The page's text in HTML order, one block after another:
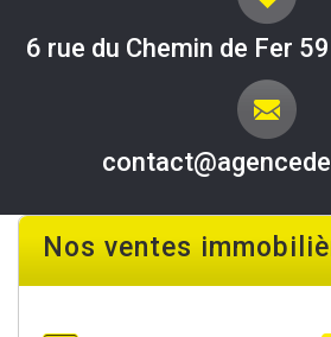
6 rue du Chemin de Fer
Nos ventes